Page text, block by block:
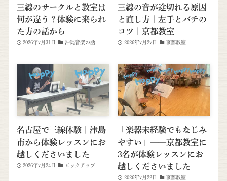
三線のサークルと教室は
何が違う？体験に来られ
た方の話から
2026年7月31日 沖縄音楽の話
三線の音が途切れる原因
と直し方｜左手とバチの
コツ｜京都教室
2026年7月27日 京都教室
名古屋で三線体験｜津島
市から体験レッスンにお
越しくださいました
2026年7月24日 ピックアップ
「楽器未経験でもなじみ
やすい」──京都教室に
3名が体験レッスンにお
越しくださいました
2026年7月22日 京都教室